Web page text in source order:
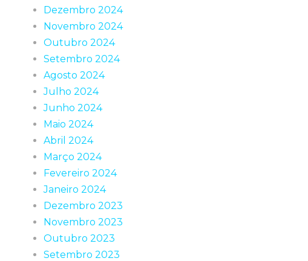
Dezembro 2024
Novembro 2024
Outubro 2024
Setembro 2024
Agosto 2024
Julho 2024
Junho 2024
Maio 2024
Abril 2024
Março 2024
Fevereiro 2024
Janeiro 2024
Dezembro 2023
Novembro 2023
Outubro 2023
Setembro 2023